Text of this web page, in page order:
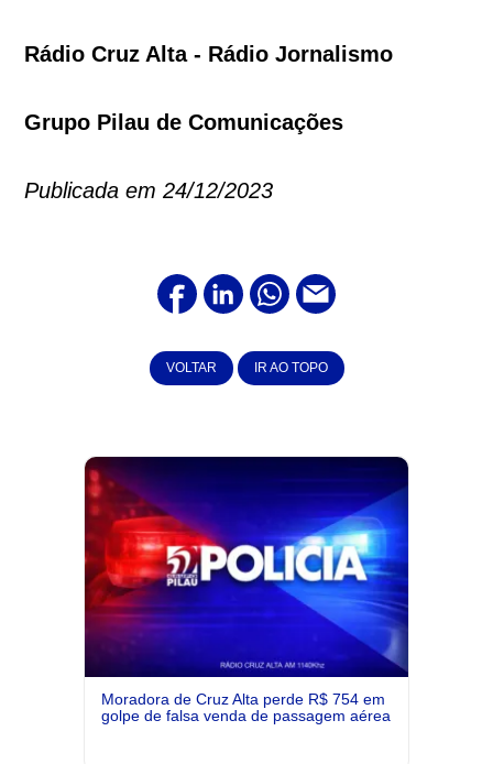
Rádio Cruz Alta - Rádio Jornalismo
Grupo Pilau de Comunicações
Publicada em 24/12/2023
VOLTAR IR AO TOPO
Moradora de Cruz Alta perde R$ 754 em
golpe de falsa venda de passagem aérea